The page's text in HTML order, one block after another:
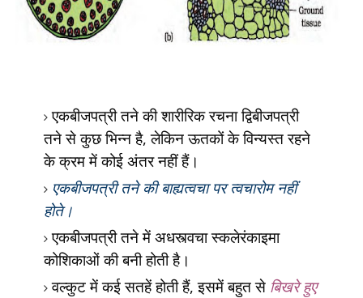
एकबीजपत्री तने की शारीरिक रचना द्विबीजपत्री
तने से कुछ भिन्न है,लेकिन ऊतकों के विन्यस्त रहने
के क्रम में कोई अंतर नहीं हैं।
एकबीजपत्री तने की बाह्यत्वचा पर त्वचारोम नहीं
होते।
एकबीजपत्री तने में अधस्त्वचा स्कलेरंकाइमा
कोशिकाओं की बनी होती है।
वल्कुट में कई सतहें होती हैं,इसमें बहुत से बिखरे हुए